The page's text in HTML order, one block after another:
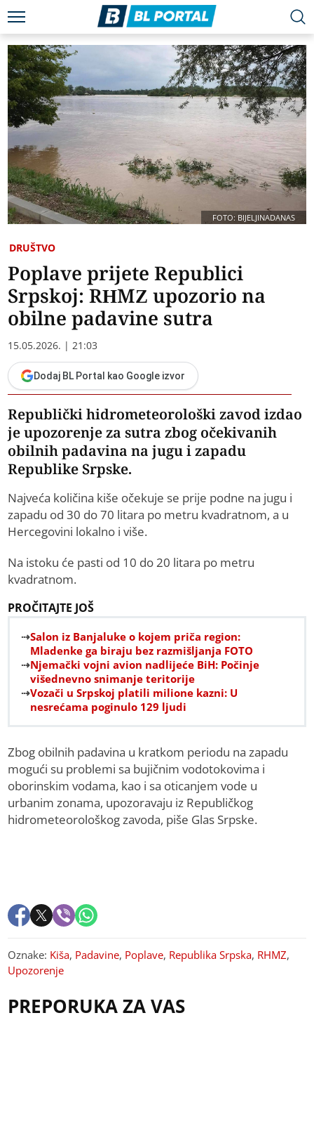
FOTO: BIJELJINADANAS
DRUŠTVO
Poplave prijete Republici
Srpskoj: RHMZ upozorio na
obilne padavine sutra
15.05.2026. | 21:03
Dodaj BL Portal kao Google izvor
Republički hidrometeorološki zavod izdao
je upozorenje za sutra zbog očekivanih
obilnih padavina na jugu i zapadu
Republike Srpske.
Najveća količina kiše očekuje se prije podne na jugu i
zapadu od 30 do 70 litara po metru kvadratnom, a u
Hercegovini lokalno i više.
Na istoku će pasti od 10 do 20 litara po metru
kvadratnom.
PROČITAJTE JOŠ
Salon iz Banjaluke o kojem priča region:
Mladenke ga biraju bez razmišljanja FOTO
Njemački vojni avion nadlijeće BiH: Počinje
višednevno snimanje teritorije
Vozači u Srpskoj platili milione kazni: U
nesrećama poginulo 129 ljudi
Zbog obilnih padavina u kratkom periodu na zapadu
mogući su problemi sa bujičnim vodotokovima i
oborinskim vodama, kao i sa oticanjem vode u
urbanim zonama, upozoravaju iz Republičkog
hidrometeorološkog zavoda, piše Glas Srpske.
Oznake: Kiša, Padavine, Poplave, Republika Srpska, RHMZ,
Upozorenje
PREPORUKA ZA VAS